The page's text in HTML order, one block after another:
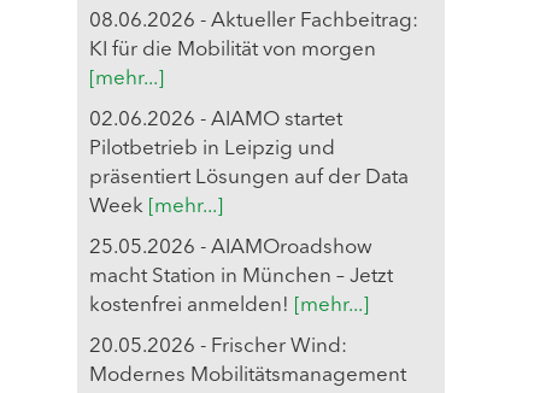
08.06.2026 - Aktueller Fachbeitrag:
KI für die Mobilität von morgen
[mehr...]
02.06.2026 - AIAMO startet
Pilotbetrieb in Leipzig und
präsentiert Lösungen auf der Data
Week
[mehr...]
25.05.2026 - AIAMOroadshow
macht Station in München – Jetzt
kostenfrei anmelden!
[mehr...]
20.05.2026 - Frischer Wind:
Modernes Mobilitätsmanagement